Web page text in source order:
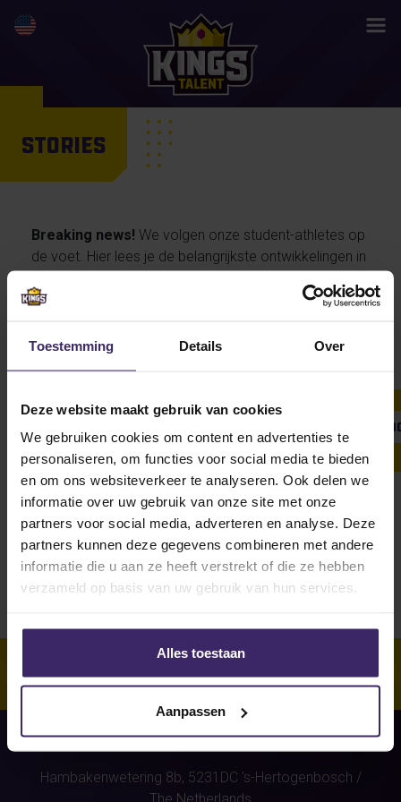
Toestemming Details Over
Deze website maakt gebruik van cookies
We gebruiken cookies om content en advertenties te
personaliseren, om functies voor social media te bieden
en om ons websiteverkeer te analyseren. Ook delen we
informatie over uw gebruik van onze site met onze
partners voor social media, adverteren en analyse. Deze
partners kunnen deze gegevens combineren met andere
informatie die u aan ze heeft verstrekt of die ze hebben
verzameld op basis van uw gebruik van hun services.
Alles toestaan
Aanpassen
STORIES
Breaking news! We volgen onze student-athletes op
de voet. Hier lees je de belangrijkste ontwikkelingen in
persoonlijke verhalen van onze talenten… en straks
Unfortunately, for this athlete
(Daan Kempen)were no stories
found.
Hambakenwetering 8b, 5231DC 's-Hertogenbosch /